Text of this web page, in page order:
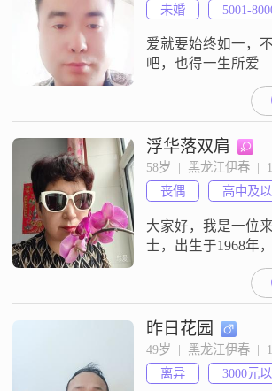
未婚
5001-
爱就要始终如一，
吧，也得一生所爱
浮华落双肩
58岁  |  黑龙江伊春  |
丧偶
高中及
大家好，我是一位
士，出生于1968年
167cm##3002##我
下，目前的工作地
##3002##学历方面
##3002##我性格温
极，独立自信
我善解人意，开朗
处##3002##我富有
昨日花园
49岁  |  黑龙江伊春  |
离异
3000元